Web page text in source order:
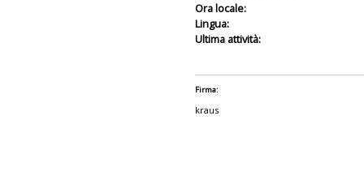
Ora locale:
Lingua:
Ultima attività:
Firma:
kraus